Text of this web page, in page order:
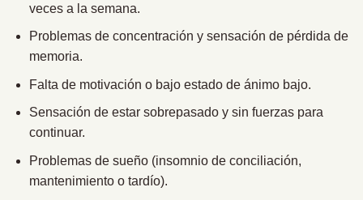
veces a la semana.
Problemas de concentración y sensación de pérdida de
memoria.
Falta de motivación o bajo estado de ánimo bajo.
Sensación de estar sobrepasado y sin fuerzas para
continuar.
Problemas de sueño (insomnio de conciliación,
mantenimiento o tardío).